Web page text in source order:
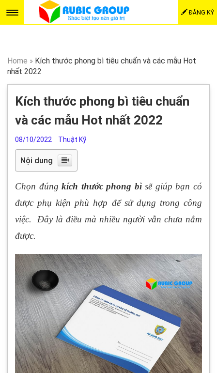
ĐĂNG KÝ
Home » Kích thước phong bì tiêu chuẩn và các mẫu Hot
nhất 2022
Kích thước phong bì tiêu chuẩn
và các mẫu Hot nhất 2022
08/10/2022 Thuật Kỹ
Nội dung
Chọn đúngkích thước phong bìsẽ giúp bạn có
được phụ kiện phù hợp để sử dụng trong công
việc. Đây là điều mà nhiều người vẫn chưa nắm
được.